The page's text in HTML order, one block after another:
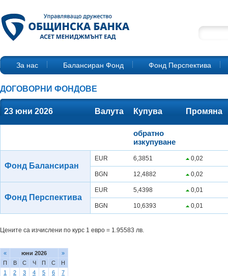
За нас Балансиран Фонд Фонд Перспектива
ДОГОВОРНИ ФОНДОВЕ
23 юни 2026 Валута Купува Промяна
обратно
изкупуване
Фонд Балансиран
EUR 6,3851 0,02
BGN 12,4882 0,02
Фонд Перспектива
EUR 5,4398 0,01
BGN 10,6393 0,01
Цените са изчислени по курс 1 евро = 1.95583 лв.
« юни 2026
»
П
В С Ч П С
Н
1
2 3 4 5 6
7